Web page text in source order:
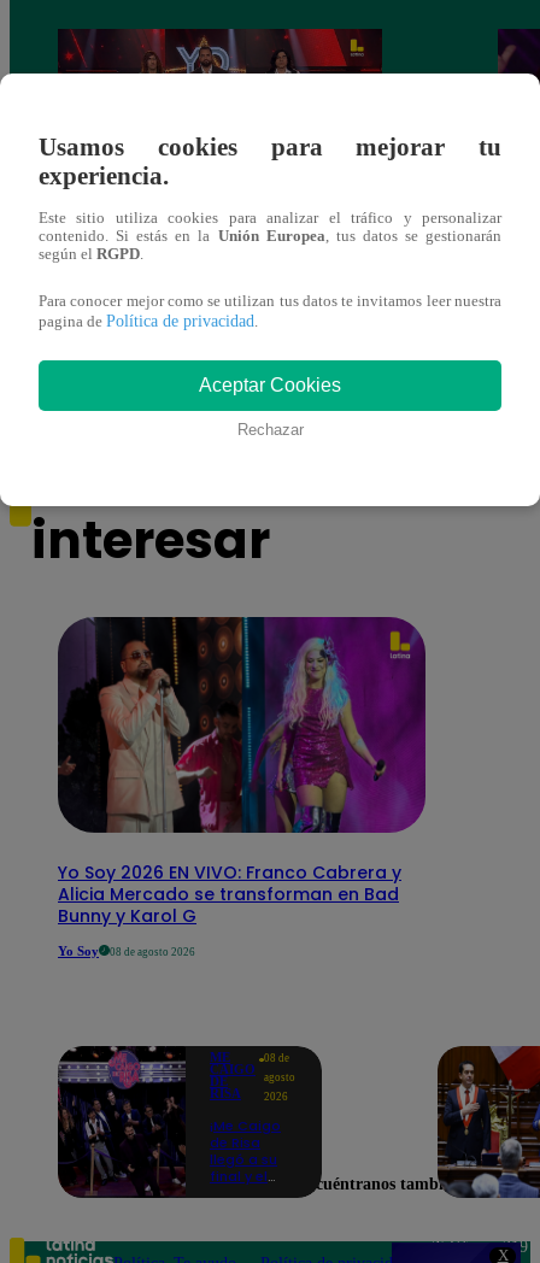
X
Yo Soy GRANDES BATALLAS: ¡El
mantuvo su silla de consagrado!
interesar
Yo Soy 2026 EN VIVO: Franco Cabrera y
Alicia Mercado se transforman en Bad
Bunny y Karol G
Yo Soy 08 de agosto 2026
ME
CAIGO
DE
RISA
08 de
agosto
2026
¡Me Caigo
de Risa
llegó a su
final y el
momentos!
Usamos cookies para mejorar tu
experiencia.
Este sitio utiliza cookies para analizar el tráfico y personalizar
contenido. Si estás en la Unión Europea, tus datos se gestionarán
según el RGPD.
Para conocer mejor como se utilizan tus datos te invitamos leer nuestra
pagina de Política de privacidad.
Aceptar Cookies
Rechazar
Encuéntranos también en
Teléfono: 219